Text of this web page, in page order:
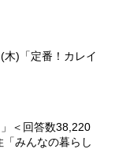
木)「定番！カレイ
＜回答数38,220
みんなの暮らし